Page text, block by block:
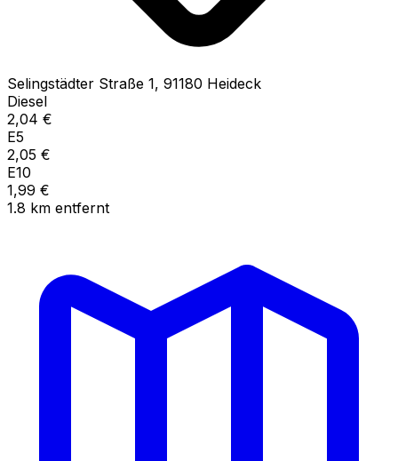
Selingstädter Straße 1, 91180 Heideck
Diesel
2,04 €
E5
2,05 €
E10
1,99 €
1.8 km entfernt